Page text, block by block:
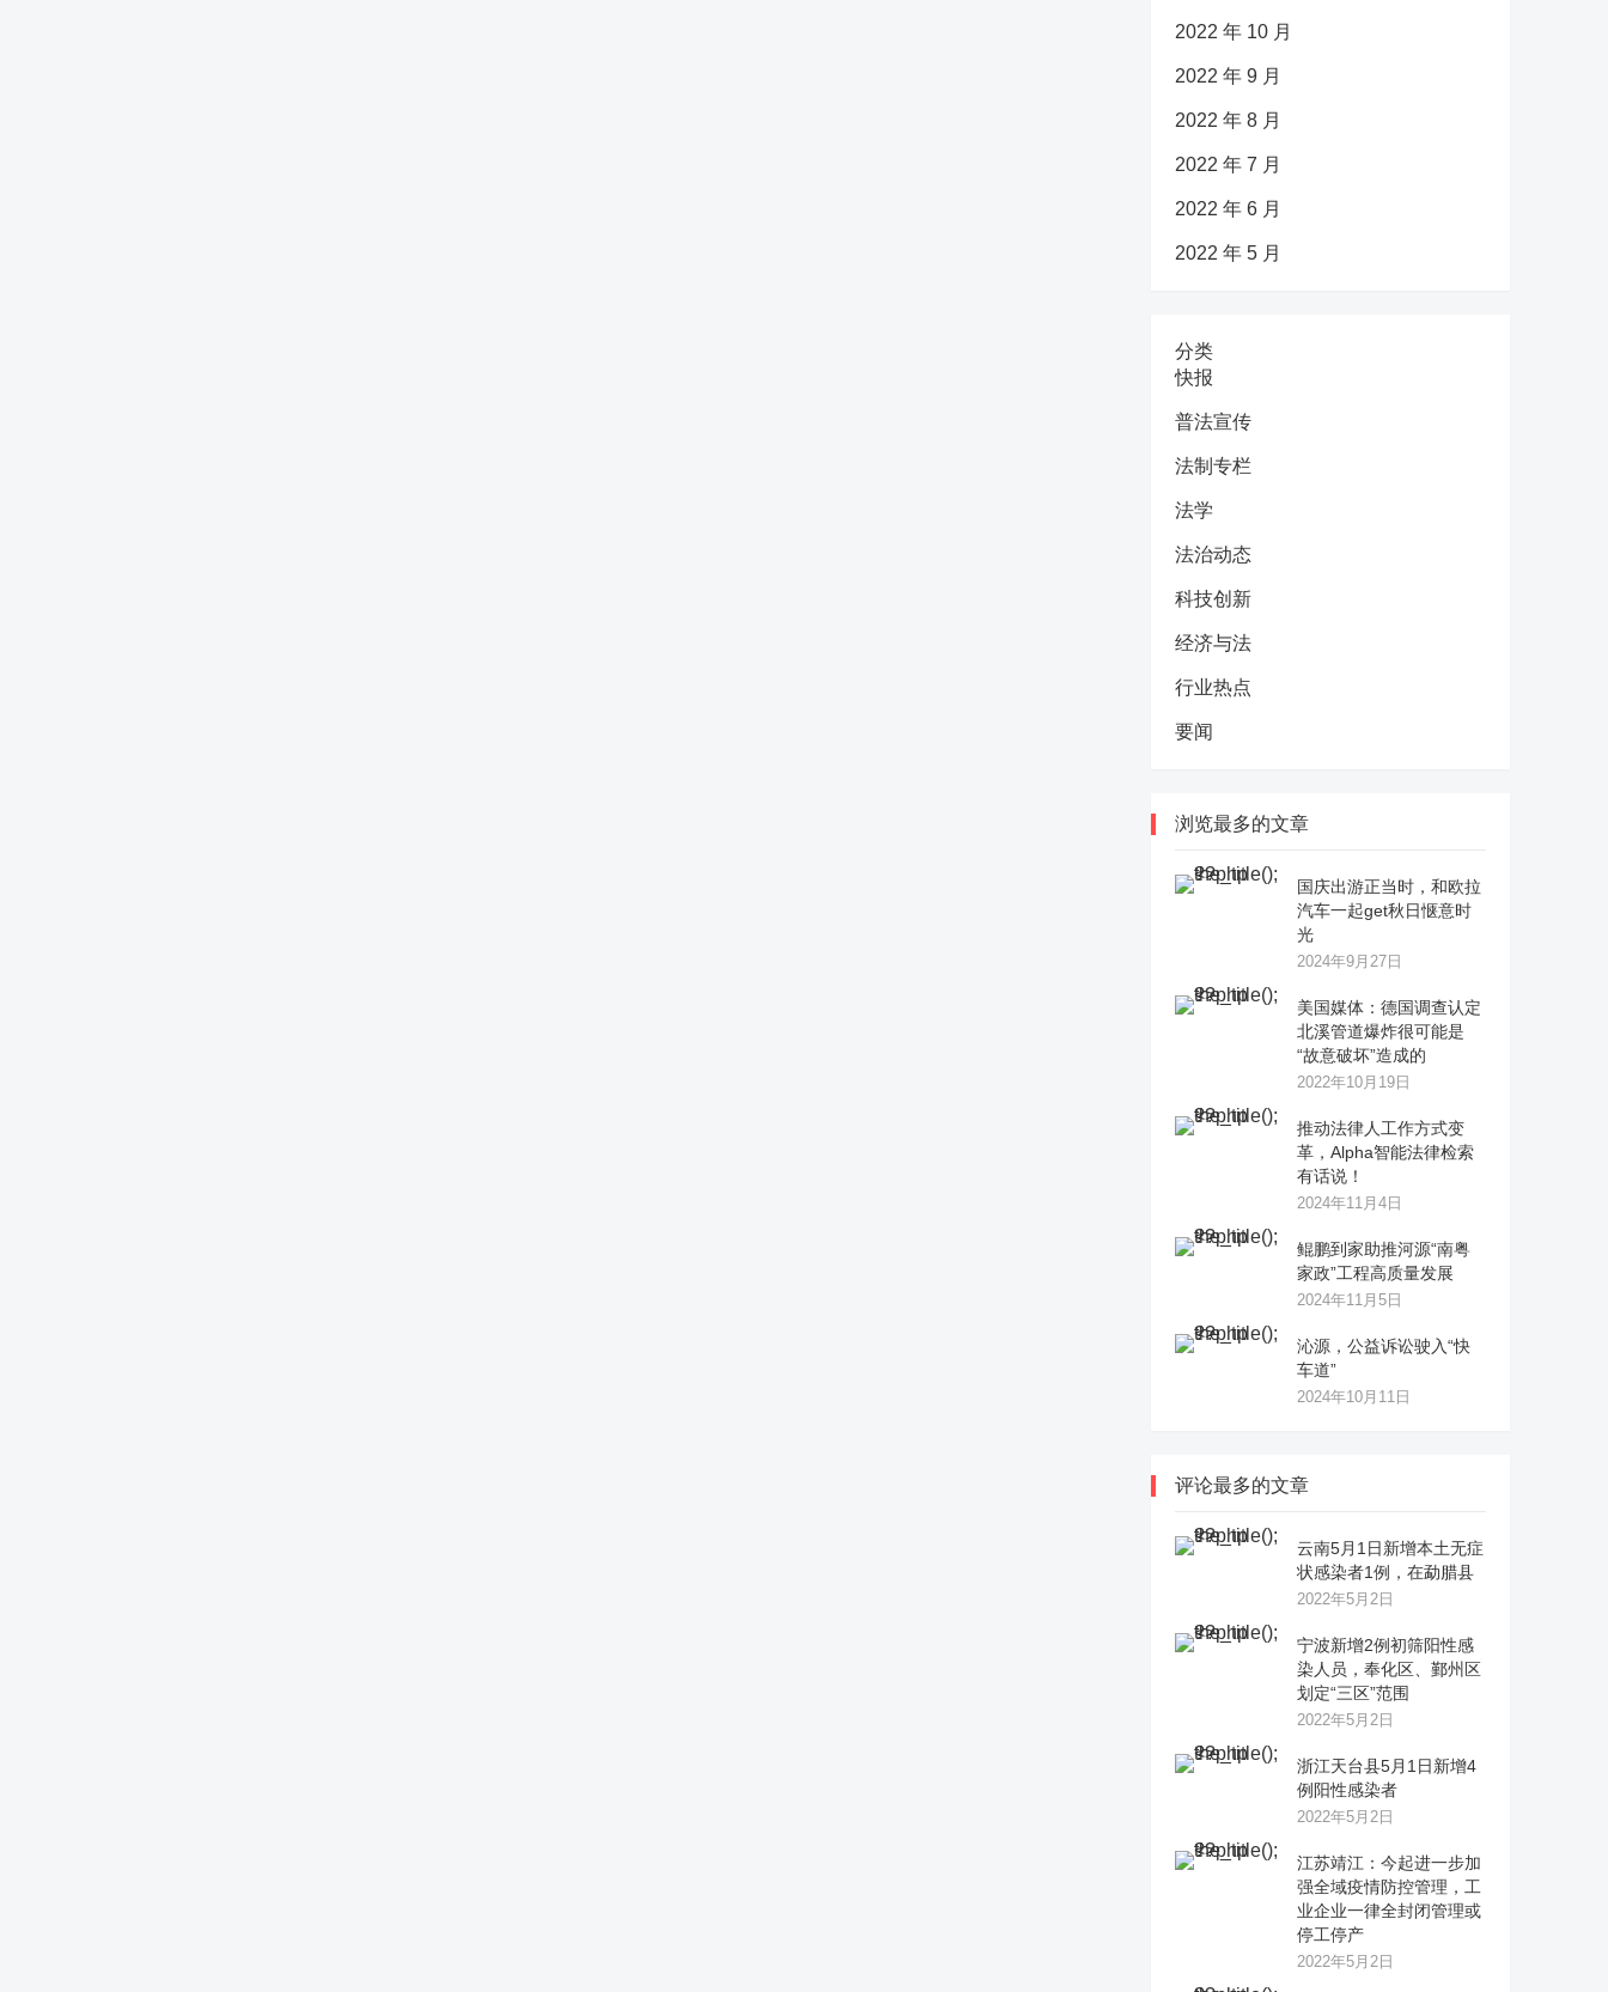
2022 年 10 月
2022 年 9 月
2022 年 8 月
2022 年 7 月
2022 年 6 月
2022 年 5 月
分类
快报
普法宣传
法制专栏
法学
法治动态
科技创新
经济与法
行业热点
要闻
浏览最多的文章
国庆出游正当时，和欧拉
汽车一起get秋日惬意时
光
2024年9月27日
美国媒体：德国调查认定
北溪管道爆炸很可能是
“故意破坏”造成的
2022年10月19日
推动法律人工作方式变
革，Alpha智能法律检索
有话说！
2024年11月4日
鲲鹏到家助推河源“南粤
家政”工程高质量发展
2024年11月5日
沁源，公益诉讼驶入“快
车道”
2024年10月11日
评论最多的文章
云南5月1日新增本土无症
状感染者1例，在勐腊县
2022年5月2日
宁波新增2例初筛阳性感
染人员，奉化区、鄞州区
划定“三区”范围
2022年5月2日
浙江天台县5月1日新增4
例阳性感染者
2022年5月2日
江苏靖江：今起进一步加
强全域疫情防控管理，工
业企业一律全封闭管理或
停工停产
2022年5月2日